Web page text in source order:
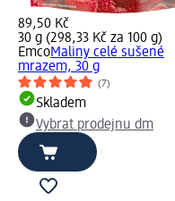
89,50 Kč
30 g (298,33 Kč za 100 g)
EmcoMaliny celé sušené
mrazem, 30 g
(7)
Skladem
Vybrat prodejnu dm